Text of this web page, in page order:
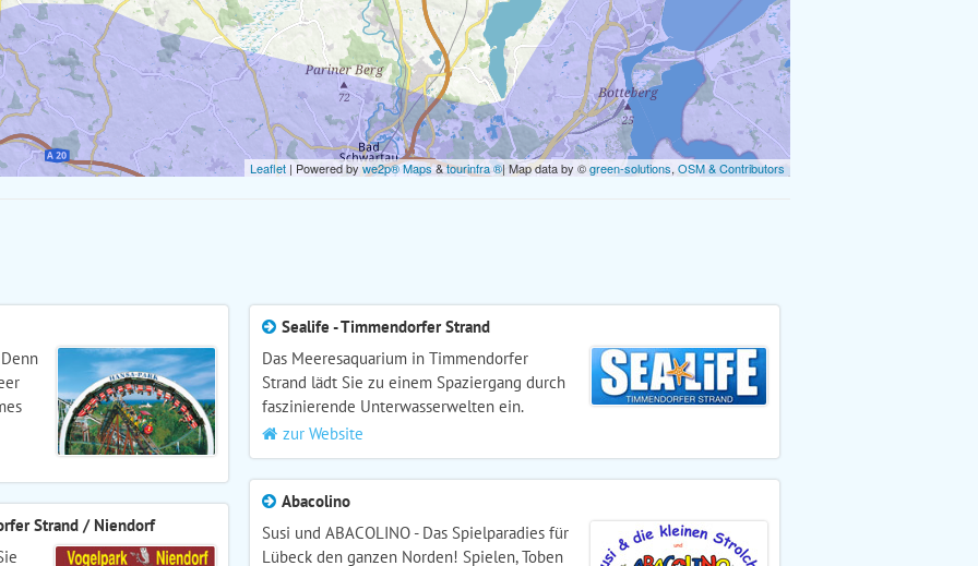
Leaflet | Powered bywe2p® Maps&tourinfra ®| Map data by ©green-solutions, OSM & Contributors
Sealife - Timmendorfer Strand
Das Meeresaquarium in Timmendorfer
Strand lädt Sie zu einem Spaziergang durch
faszinierende Unterwasserwelten ein.
zur Website
Abacolino
Susi und ABACOLINO - Das Spielparadies für
Lübeck den ganzen Norden! Spielen, Toben
Strand / Niendorf